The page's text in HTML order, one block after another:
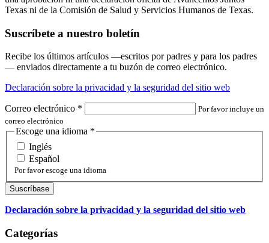
Texas ni de la Comisión de Salud y Servicios Humanos de Texas.
Suscríbete a nuestro boletín
Recibe los últimos artículos —escritos por padres y para los padres
— enviados directamente a tu buzón de correo electrónico.
Declaración sobre la privacidad y la seguridad del sitio web
Correo electrónico *
Por favor incluye un
correo electrónico
Escoge una idioma *
Inglés
Español
Por favor escoge una idioma
Declaración sobre la privacidad y la seguridad del sitio web
Categorías